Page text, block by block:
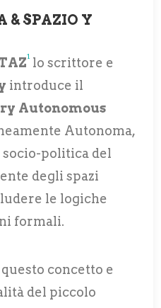
& SPAZIO Y
1 lo scrittore e
introduce il
Autonomous
Autonoma,
politica del
degli spazi
le logiche
formali.
concetto e
del piccolo